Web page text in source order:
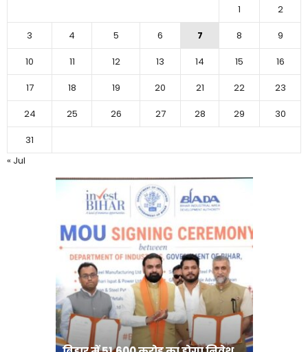
1
2
3
4 5 6 7 8
9
10
11 12 13 14 15
16
17
18 19 20 21 22
23
24
25 26 27 28 29
30
31
« Jul